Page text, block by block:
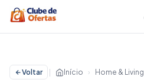
Voltar Início › Home & Living